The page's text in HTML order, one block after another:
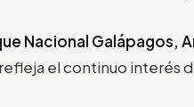
Nacional Galápagos,
el continuo interés